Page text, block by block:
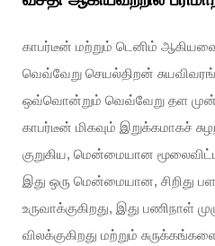
காபர்டீன் மற்றும் டெனிம்
வெவ்வேறு செயல்திறன்
ஒவ்வொன்றும் வெவ்வேறு தள
காபர்டீன் மிகவும் இறுக்கமாகச்
குறுகிய, மென்மையான
இது ஒரு மென்மையான, சிறிது
உருவாக்குகிறது, இது பணிநாள்
விலக்குகிறது மற்றும்